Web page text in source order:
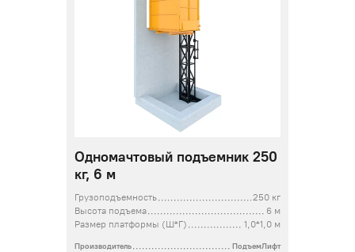
Одномачтовый подъемник 250
кг, 6 м
Грузоподъемность
250 кг
Высота подъема
6 м
Размер платформы (Ш*Г)
1,0*1,0 м
Производитель ПодъемЛифт